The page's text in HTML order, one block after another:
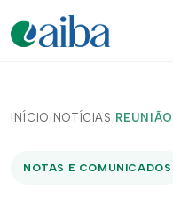
INÍCIO/ NOTÍCIAS /
NOTAS E COMUNICADOS